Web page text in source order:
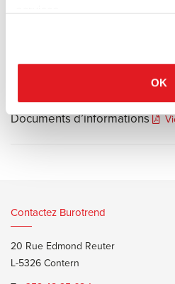
OK
Documents d’informations
Contactez Burotrend
20 Rue Edmond Reuter
L-5326 Contern